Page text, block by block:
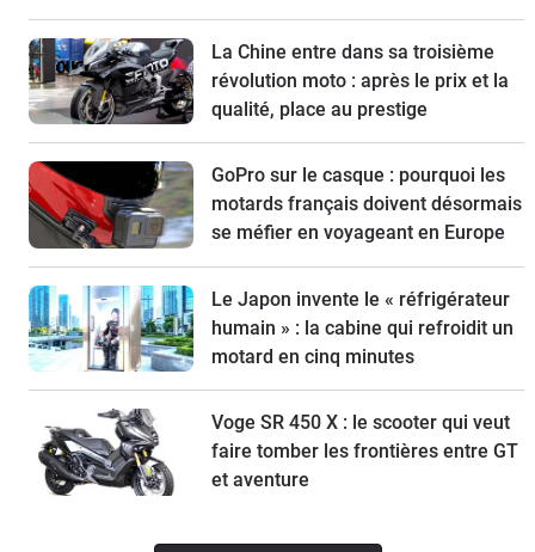
La Chine entre dans sa troisième
révolution moto : après le prix et la
qualité, place au prestige
GoPro sur le casque : pourquoi les
motards français doivent désormais
se méfier en voyageant en Europe
Le Japon invente le « réfrigérateur
humain » : la cabine qui refroidit un
motard en cinq minutes
Voge SR 450 X : le scooter qui veut
faire tomber les frontières entre GT
et aventure